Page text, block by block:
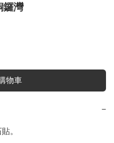
鑼灣
物車
−
。